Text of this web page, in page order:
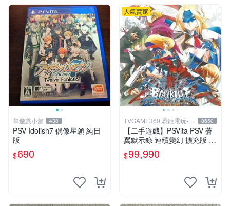
隼遊戲小舖 438
PSV Idolish7 偶像星願 純日
版
$690
人氣賣家
TVGAME360 恐龍電玩-台
中店
8650
【二手遊戲】PSVita PSV 蒼
翼默示錄 連續變幻 擴充版 亞
洲日文版【台中恐龍電玩】
$99,990